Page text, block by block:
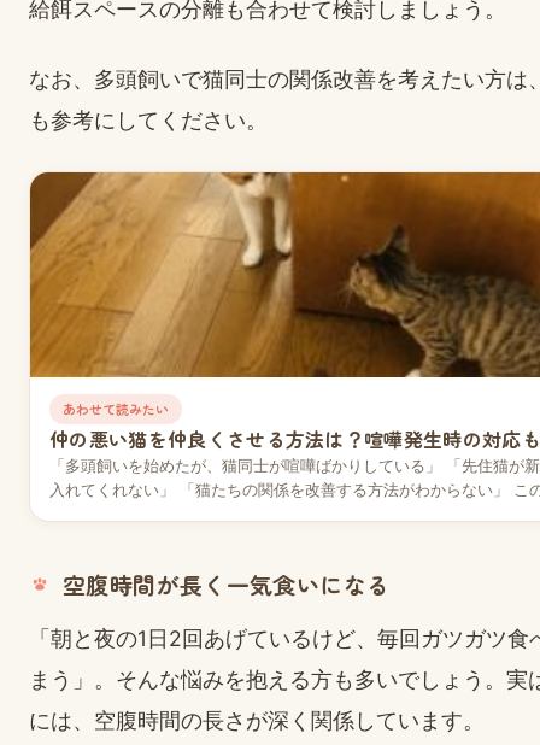
給餌スペースの分離も合わせて検討しましょう。
なお、多頭飼いで猫同士の関係改善を考えたい方は
も参考にしてください。
あわせて読みたい
仲の悪い猫を仲良くさせる方法は？喧嘩発生時の対応
「多頭飼いを始めたが、猫同士が喧嘩ばかりしている」 「先住猫が
入れてくれない」 「猫たちの関係を改善する方法がわからない」 こ
空腹時間が長く一気食いになる
「朝と夜の1日2回あげているけど、毎回ガツガツ食
まう」。そんな悩みを抱える方も多いでしょう。実
には、空腹時間の長さが深く関係しています。